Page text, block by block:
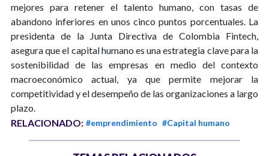
mejores para retener el talento humano, con tasas de
abandono inferiores en unos cinco puntos porcentuales. La
presidenta de la Junta Directiva de Colombia Fintech,
asegura que el capital humano es una estrategia clave para la
sostenibilidad de las empresas en medio del contexto
macroeconómico actual, ya que permite mejorar la
competitividad y el desempeño de las organizaciones a largo
plazo.
RELACIONADO: #emprendimiento #Capital humano